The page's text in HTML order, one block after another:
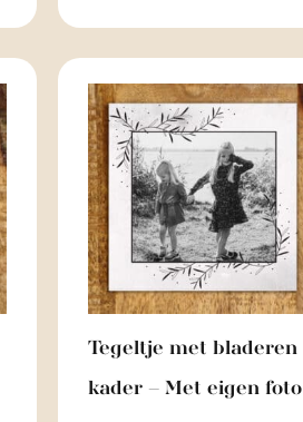
Tegeltje met bladeren
kader – Met eigen foto